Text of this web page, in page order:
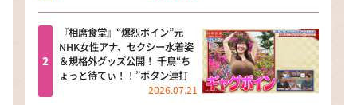
『相席食堂』“爆烈ボイン”元
NHK女性アナ、セクシー水着姿
＆規格外グッズ公開！ 千鳥“ち
ょっと待てぃ！！”ボタン連打
2026.07.21